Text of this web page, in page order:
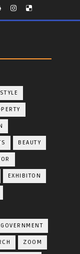
BEAUTY
EXHIBITON
ZOOM